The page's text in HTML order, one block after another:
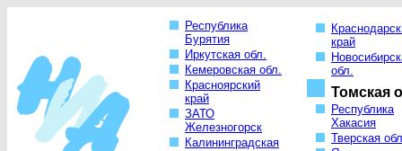
Республика
Бурятия
Иркутская обл.
Кемеровская обл.
Красноярский
край
ЗАТО
Железногорск
Калининградская
край
обл.
Томская
Республика
Хакасия
Тверская